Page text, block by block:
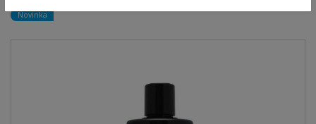
Novinka